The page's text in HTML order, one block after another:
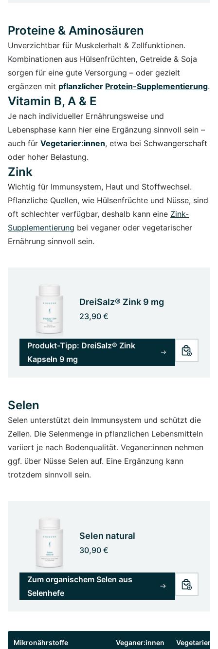
Proteine & Aminosäuren
Unverzichtbar für Muskelerhalt & Zellfunktionen.
Kombinationen aus Hülsenfrüchten, Getreide & Soja
sorgen für eine gute Versorgung – oder gezielt
ergänzen mit pflanzlicher Protein-Supplementierung.
Vitamin B, A & E
Je nach individueller Ernährungsweise und
Lebensphase kann hier eine Ergänzung sinnvoll sein –
auch für Vegetarier:innen, etwa bei Schwangerschaft
oder hoher Belastung.
Zink
Wichtig für Immunsystem, Haut und Stoffwechsel.
Pflanzliche Quellen, wie Hülsenfrüchte und Nüsse, sind
oft schlechter verfügbar, deshalb kann eine Zink-
Supplementierung bei veganer oder vegetarischer
Ernährung sinnvoll sein.
DreiSalz® Zink 9 mg
23,90 €
Produkt-Tipp: DreiSalz® Zink
Kapseln 9 mg
Selen
Selen unterstützt dein Immunsystem und schützt die
Zellen. Die Selenmenge in pflanzlichen Lebensmitteln
variiert je nach Bodenqualität. Veganer:innen nehmen
ggf. über Nüsse Selen auf. Eine Ergänzung kann
trotzdem sinnvoll sein.
Selen natural
30,90 €
Zum organischem Selen aus
Selenhefe
Mikronährstoffe Veganer:innen